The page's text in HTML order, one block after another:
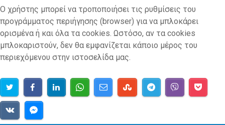
Ο χρήστης μπορεί να τροποποιήσει τις ρυθμίσεις του
προγράμματος περιήγησης (browser) για να μπλοκάρει
ορισμένα ή και όλα τα cookies. Ωστόσο, αν τα cookies
μπλοκαριστούν, δεν θα εμφανίζεται κάποιο μέρος του
περιεχόμενου στην ιστοσελίδα μας.